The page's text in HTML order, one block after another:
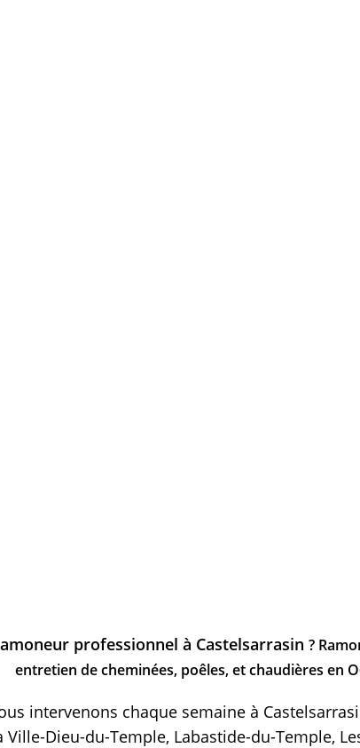
professionnel à Castelsarrasin ?
entretien de cheminées, poêles, et chaudières en
intervenons chaque semaine à
Ville-Dieu-du-Temple, Labastide-du-Temple,